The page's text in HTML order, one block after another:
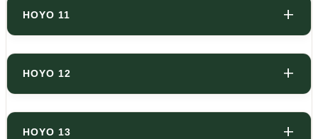
HOYO 11
HOYO 12
HOYO 13